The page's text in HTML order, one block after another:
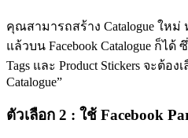
คุณสามารถสร้าง Catalogue ใหม่
แล้วบน Facebook Catalogue ก็ได้
Tags และ Product Stickers จะต้อง
Catalogue”
ตัวเลือก 2 : ใช้ Facebook